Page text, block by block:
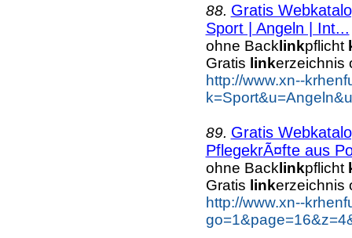
88. Gratis
Sport | Angeln | Int...
ohne Back linkpflicht
Gratis linkerzeichnis
http://www.xn--
89. Gratis
PflegekrÃ¤fte aus
ohne Back linkpflicht
Gratis linkerzeichnis
http://www.xn--